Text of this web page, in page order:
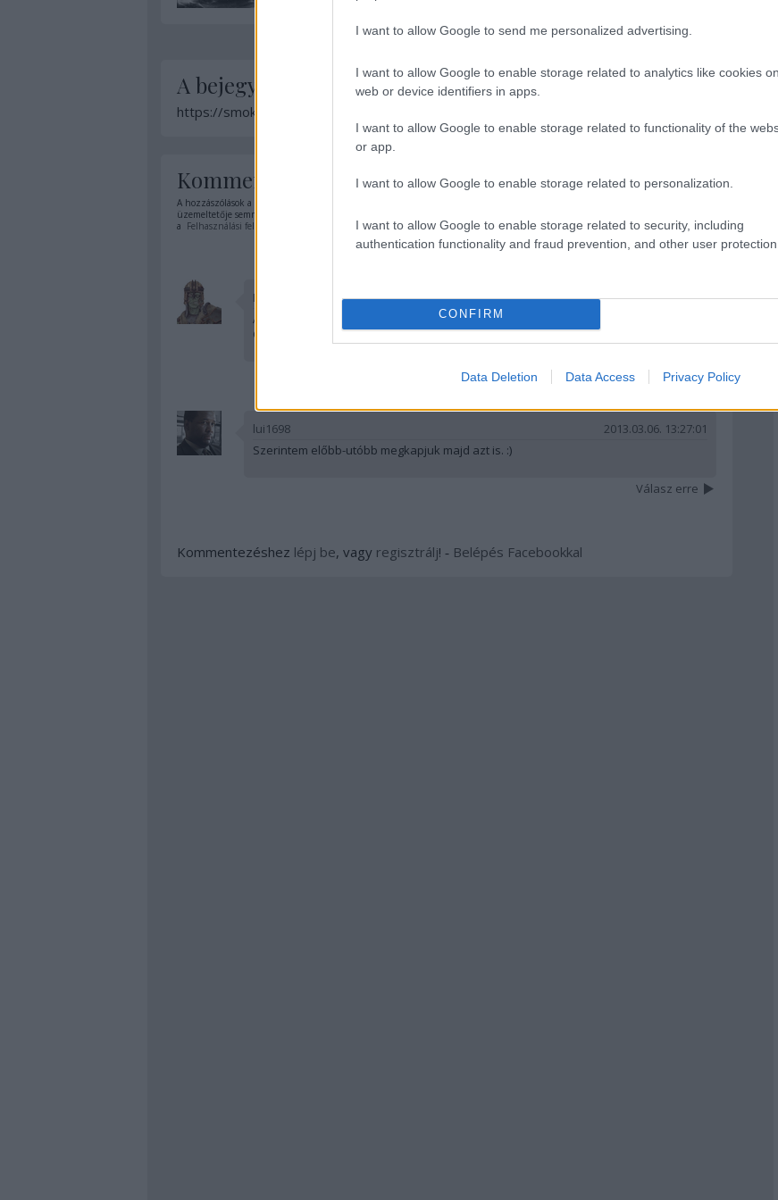
I want to allow Google to send me personalized advertising.
I want to allow Google to enable storage related to analytics like cookies on
web or device identifiers in apps.
I want to allow Google to enable storage related to functionality of the
or app.
I want to allow Google to enable storage related to personalization.
I want to allow Google to enable storage related to security, including
authentication functionality and fraud prevention, and other user protection.
CONFIRM
Data Deletion Data Access Privacy Policy
A bejegyzés trackback címe:
https://smokingbarrels.blog.hu/api/trackback/id/5113549
Kommentek:
A hozzászólások a
üzemeltetője semmilyen felelősséget nem vállal, azokat nem ellenőrzi. Kifogás esetén forduljon a blog szerkesztőjéhez. Részletek
a Felhasználási feltételekben adatvédelmi tájékoztatóban.
Death/Mortis
2013.03.06. 13:11:46
A legnagyobb érdeme, hogy még a humor is felbukkan, nem is egyszer.
Csodálkozom is, hogy ennek még miért nincs amerikai újrázása.
Válasz erre
lui1698
2013.03.06. 13:27:01
Szerintem előbb-utóbb megkapjuk majd azt is. :)
Válasz erre
Kommentezéshez lépj be, vagy regisztrálj! ‐ Belépés Facebookkal